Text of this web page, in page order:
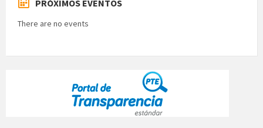
PRÓXIMOS EVENTOS
There are no events